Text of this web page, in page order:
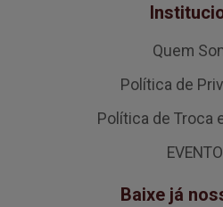
Quem
Política de
Política de Troca
Baixe já